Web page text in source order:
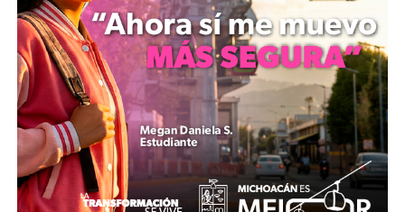
inicialmente a 22 mil personas diarias, con una
capacidad operativa máxima de hasta 46 mil usuarios,
transformando el transporte público en la capital del
estado.